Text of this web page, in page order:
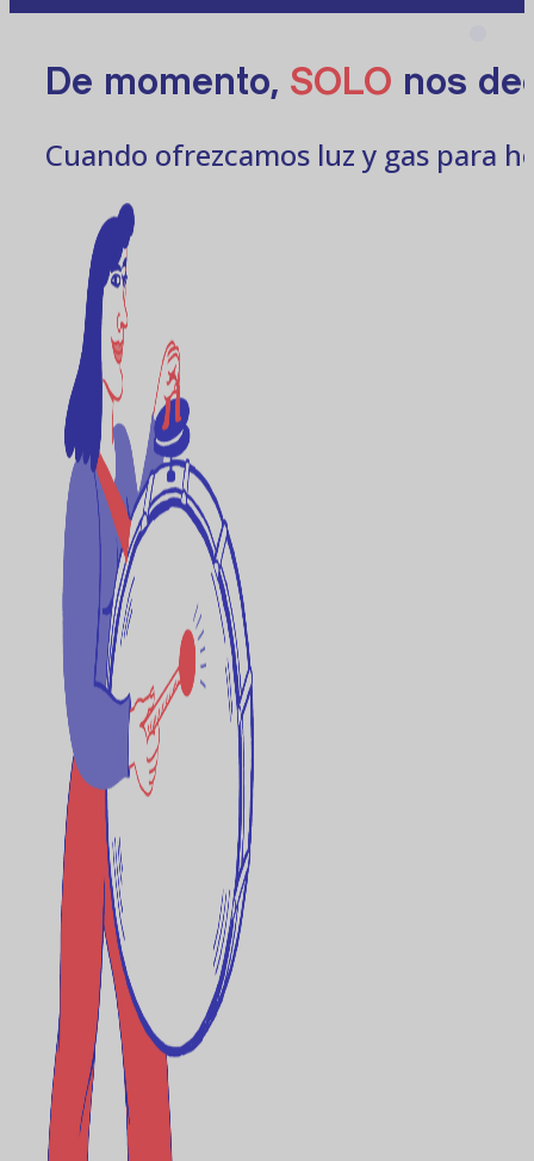
De momento, SOLO nos
Cuando ofrezcamos luz y gas para